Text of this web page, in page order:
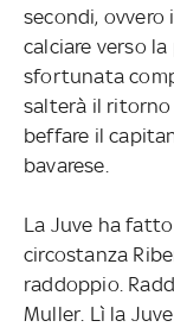
secondi, ovvero
calciare verso
sfortunata
salterà il ritorno
beffare il
bavarese.
La Juve ha
circostanza
raddoppio.
Muller. Lì la